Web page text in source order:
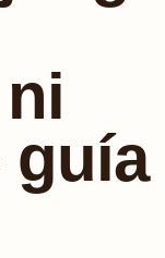
guía